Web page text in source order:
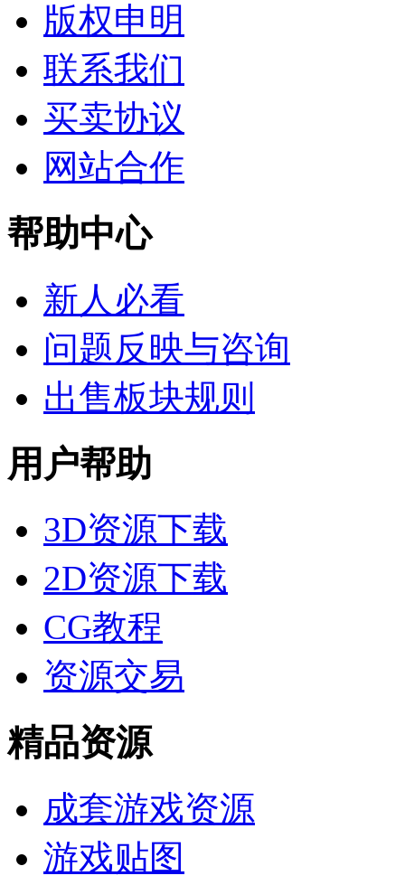
版权申明
联系我们
买卖协议
网站合作
帮助中心
新人必看
问题反映与咨询
出售板块规则
用户帮助
3D资源下载
2D资源下载
CG教程
资源交易
精品资源
成套游戏资源
游戏贴图